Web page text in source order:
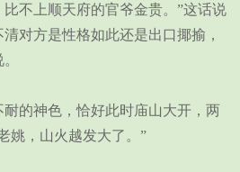
不上顺天府的官爷金贵。”这话说
对方是性格如此还是出口揶揄，
的神色，恰好此时庙山大开，两
姚，山火越发大了。”